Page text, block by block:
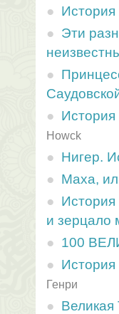
Эти
Howck
Нигер.
Маха,
и зерцало
100
История
Генри
Великая